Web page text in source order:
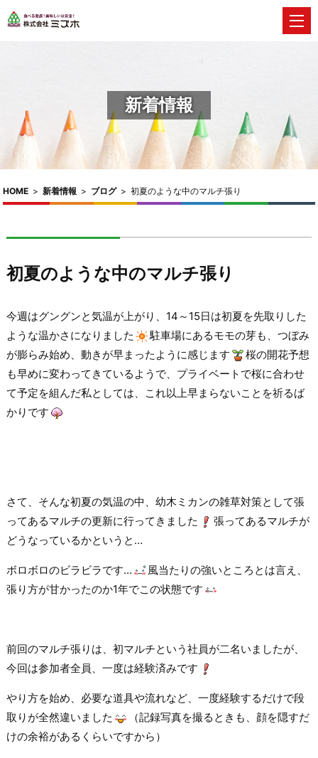
新着情報
HOME > 新着情報 > ブログ> 初夏のような中のマルチ張り
初夏のような中のマルチ張り
今週はグングンと気温が上がり、14～15日は初夏を先取りした
ような温かさになりました
駐車場にあるモモの芽も、つぼみ
が膨らみ始め、動きが早まったように感じます
桜の開花予想
も早めに変わってきているようで、プライベートで桜に合わせ
て予定を組んだ私としては、これ以上早まらないことを祈るば
かりです
さて、そんな初夏の気温の中、幼木ミカンの雑草対策として張
ってあるマルチの更新に行ってきました
張ってあるマルチが
どうなっているかというと…
ボロボロのビラビラです…
風当たりの強いところとは言え、
張り方が甘かったのか1年でこの状態です
前回のマルチ張りは、初マルチという社員が二名いましたが、
今回は参加者全員、一度は経験済みです
やり方を始め、必要な道具や流れなど、一度経験するだけで段
取りが全然違いました
（記録写真を撮るときも、顔を隠すだ
けの余裕があるくらいですから）